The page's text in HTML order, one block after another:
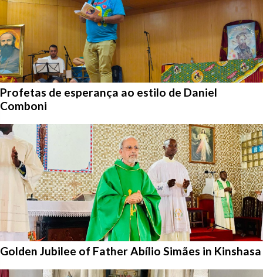
Profetas de esperança ao estilo de Daniel
Comboni
Golden Jubilee of Father Abílio Simães in Kinshasa